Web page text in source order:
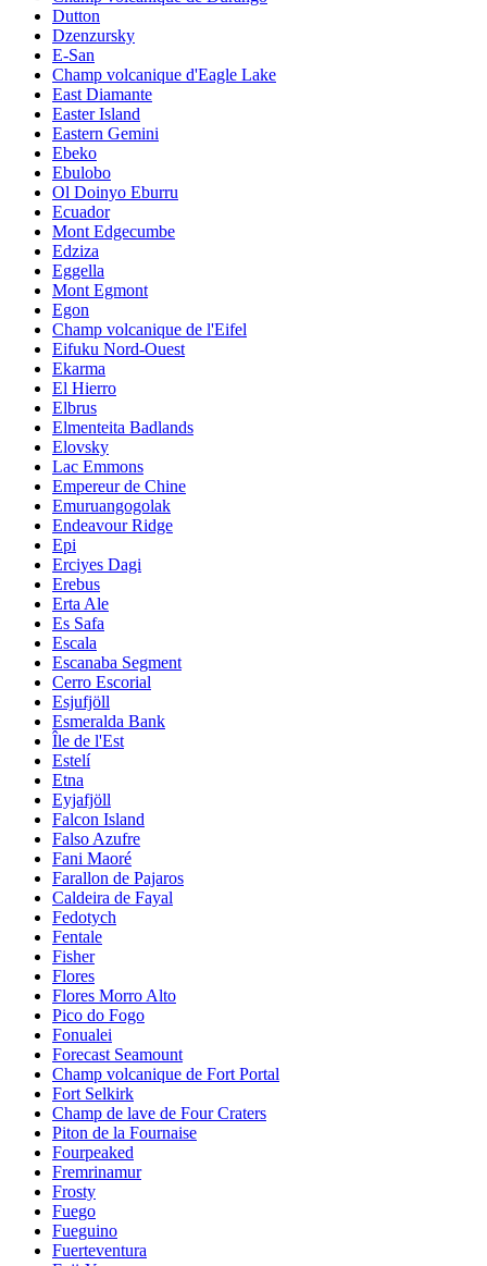
Dutton
Dzenzursky
E-San
Champ volcanique d'Eagle Lake
East Diamante
Easter Island
Eastern Gemini
Ebeko
Ebulobo
Ol Doinyo Eburru
Ecuador
Mont Edgecumbe
Edziza
Eggella
Mont Egmont
Egon
Champ volcanique de l'Eifel
Eifuku Nord-Ouest
Ekarma
El Hierro
Elbrus
Elmenteita Badlands
Elovsky
Lac Emmons
Empereur de Chine
Emuruangogolak
Endeavour Ridge
Epi
Erciyes Dagi
Erebus
Erta Ale
Es Safa
Escala
Escanaba Segment
Cerro Escorial
Esjufjöll
Esmeralda Bank
Île de l'Est
Estelí
Etna
Eyjafjöll
Falcon Island
Falso Azufre
Fani Maoré
Farallon de Pajaros
Caldeira de Fayal
Fedotych
Fentale
Fisher
Flores
Flores Morro Alto
Pico do Fogo
Fonualei
Forecast Seamount
Champ volcanique de Fort Portal
Fort Selkirk
Champ de lave de Four Craters
Piton de la Fournaise
Fourpeaked
Fremrinamur
Frosty
Fuego
Fueguino
Fuerteventura